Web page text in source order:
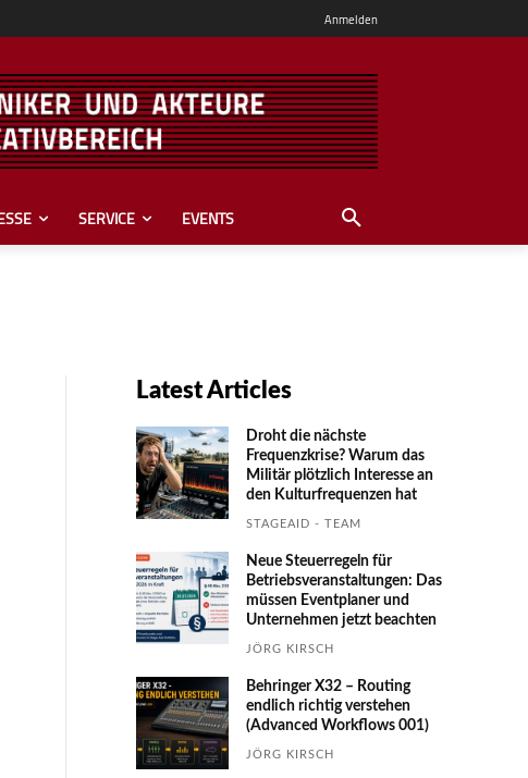
Anmelden
SERVICE EVENTS
Latest Articles
Droht die nächste
Frequenzkrise? Warum das
Mili­tär plötzlich Inte­resse an
den Kultur­fre­quen­zen hat
STAGEAID - TEAM
Neue Steuerregeln für
Betriebs­ver­an­stal­tungen: Das
müssen Event­planer und
Unter­nehmen jetzt beachten
JÖRG KIRSCH
Behringer X32 – Routing
endlich richtig verstehen
(Advanced Workflows 001)
JÖRG KIRSCH